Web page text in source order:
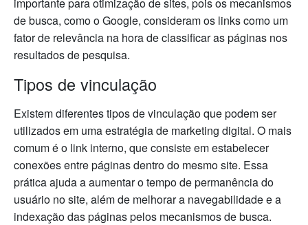
de busca, como o Google, consideram os links como um
fator de relevância na hora de classificar as páginas nos
resultados de pesquisa.
Tipos de vinculação
Existem diferentes tipos de vinculação que podem ser
utilizados em uma estratégia de marketing digital. O mais
comum é o link interno, que consiste em estabelecer
conexões entre páginas dentro do mesmo site. Essa
prática ajuda a aumentar o tempo de permanência do
usuário no site, além de melhorar a navegabilidade e a
indexação das páginas pelos mecanismos de busca.